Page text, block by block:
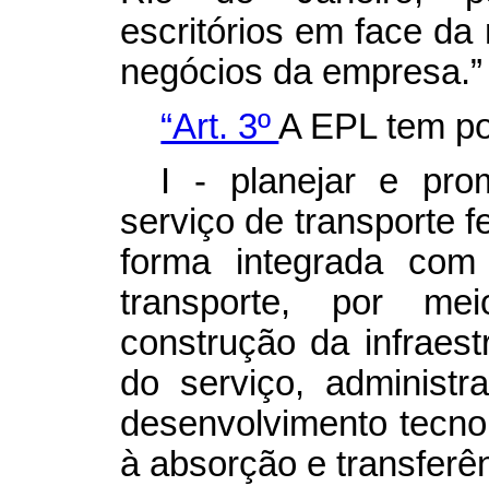
escritórios em face
negócios da
“Art. 3ºA EPL tem
I - planejar e
serviço de transporte
forma integrada
transporte, por
construção da
do serviço,
desenvolvimento
à absorção e